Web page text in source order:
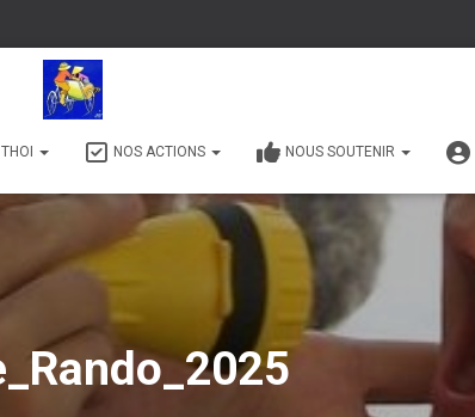
NOS ACTIONS NOUS SOUTENIR